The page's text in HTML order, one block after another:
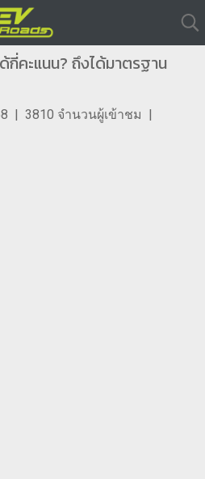
กี่คะแนน? ถึงได้มาตรฐาน
| 3810 จำนวนผู้เข้าชม |